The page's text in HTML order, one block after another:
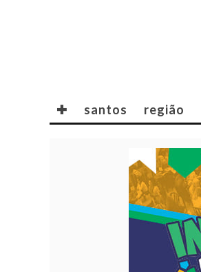
✚ santos região